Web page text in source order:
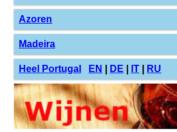
Azoren
Madeira
Heel Portugal EN DE IT RU